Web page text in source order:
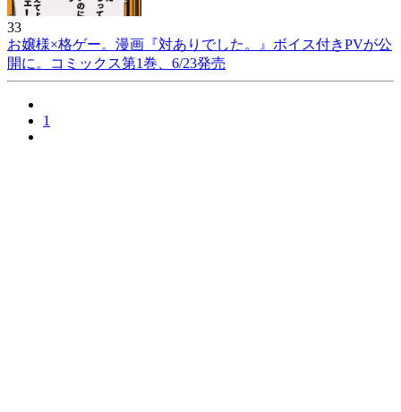
33
お嬢様×格ゲー。漫画『対ありでした。』ボイス付きPVが公
開に。コミックス第1巻、6/23発売
1